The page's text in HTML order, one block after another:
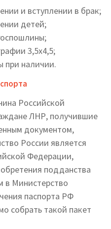
и вступлении в брак;
детей;
3,5х4,5;
при наличии.
Российской
ЛНР, получившие
документом,
России является
Федерации,
подданства
в Министерство
паспорта РФ
собрать такой пакет